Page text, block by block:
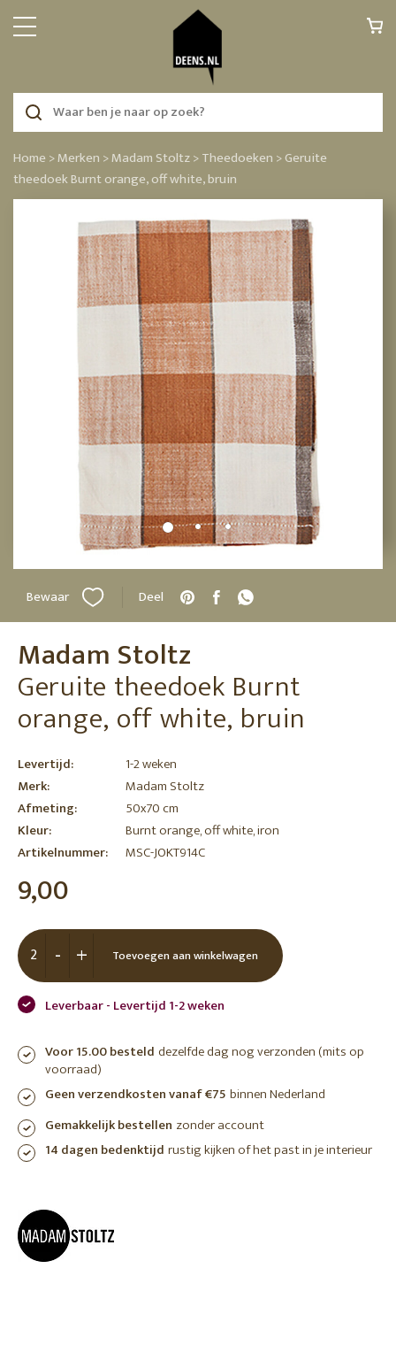
Home >Merken >Madam Stoltz >Theedoeken >Geruite
theedoek Burnt orange, off white, bruin
Bewaar Deel
Madam Stoltz
Geruite theedoek Burnt
orange, off white, bruin
Levertijd:
1-2 weken
Merk:
Madam Stoltz
Afmeting:
50x70 cm
Kleur:
Burnt orange, off white, iron
Artikelnummer:
MSC-JOKT914C
9,00
+
- Toevoegen aan winkelwagen
Leverbaar - Levertijd 1-2 weken
Voor 15.00 besteld dezelfde dag nog verzonden (mits op
voorraad)
Geen verzendkosten vanaf €75 binnen Nederland
Gemakkelijk bestellen zonder account
14 dagen bedenktijd rustig kijken of het past in je interieur